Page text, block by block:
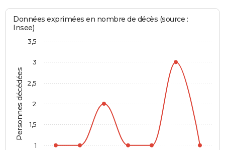
Personnes décédées
Données exprimées en nombre de décès (source :
Insee)
1
1,5
2
2,5
3
3,5